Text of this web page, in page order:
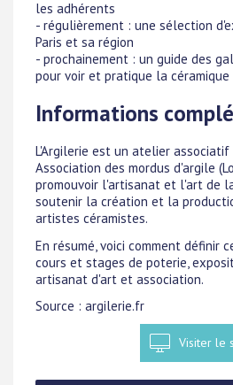
les adhérents
- régulièrement : une sélection
Paris et sa région
- prochainement : un guide des
pour voir et pratique la céramique
Informations
L'Argilerie est un atelier associatif
Association des mordus d'argile
promouvoir l'artisanat et l'art de
soutenir la création et la
artistes céramistes.
En résumé, voici comment définir
cours et stages de poterie,
artisanat d'art et association.
Source : argilerie.fr
Visiter le